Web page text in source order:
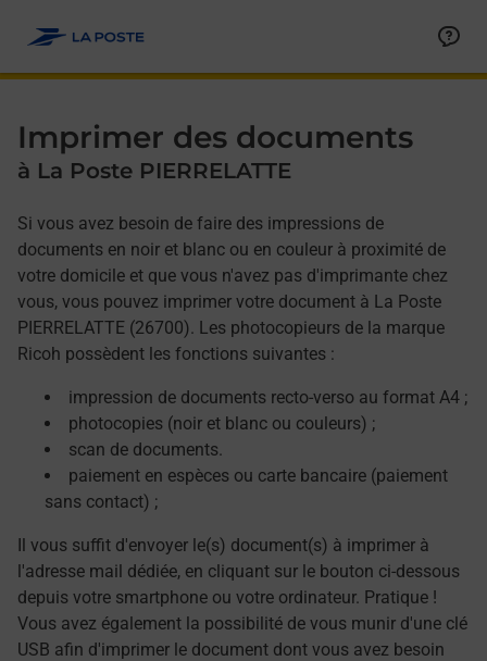
Imprimer des documents
à La Poste PIERRELATTE
Si vous avez besoin de faire des impressions de
documents en noir et blanc ou en couleur à proximité de
votre domicile et que vous n'avez pas d'imprimante chez
vous, vous pouvez imprimer votre document à La Poste
PIERRELATTE (26700). Les photocopieurs de la marque
Ricoh possèdent les fonctions suivantes :
impression de documents recto-verso au format A4 ;
photocopies (noir et blanc ou couleurs) ;
scan de documents.
paiement en espèces ou carte bancaire (paiement
sans contact) ;
Il vous suffit d'envoyer le(s) document(s) à imprimer à
l'adresse mail dédiée, en cliquant sur le bouton ci-dessous
depuis votre smartphone ou votre ordinateur. Pratique !
Vous avez également la possibilité de vous munir d'une clé
USB afin d'imprimer le document dont vous avez besoin